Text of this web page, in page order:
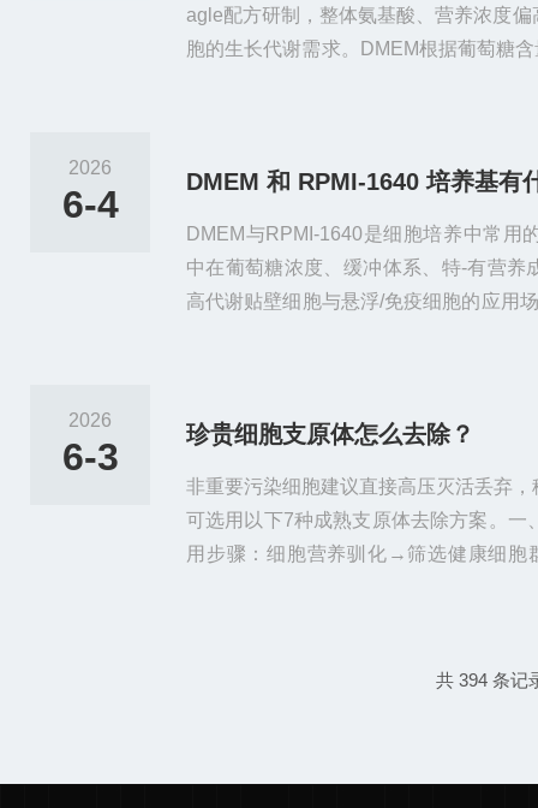
agle配方研制，整体氨基酸、营养浓度
胞的生长代谢需求。DMEM根据葡萄糖
丝氨酸等优势氨基酸；缓冲系统仅依靠
2026
6-4
DMEM 和 RPMI-1640 培养基有
DMEM与RPMI-1640是细胞培养中常用
中在葡萄糖浓度、缓冲体系、特-有营养
高代谢贴壁细胞与悬浮/免疫细胞的应用
2026
6-3
珍贵细胞支原体怎么去除？
非重要污染细胞建议直接高压灭活丢弃
可选用以下7种成熟支原体去除方案。一
用步骤：细胞营养驯化→筛选健康细
valAgent）终浓度25μg/mL全周期培养
共 394 条记